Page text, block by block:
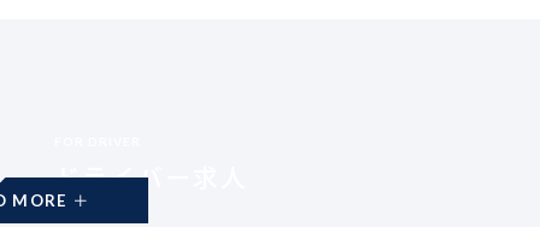
ドライバー求人
READ MORE